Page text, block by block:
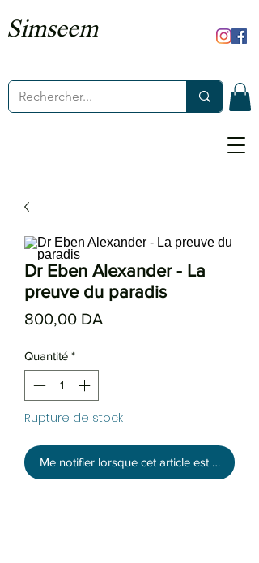
Simseem
Dr Eben Alexander - La
preuve du paradis
800,00 DA
Quantité *
Rupture de stock
Me notifier lorsque cet article est disponible